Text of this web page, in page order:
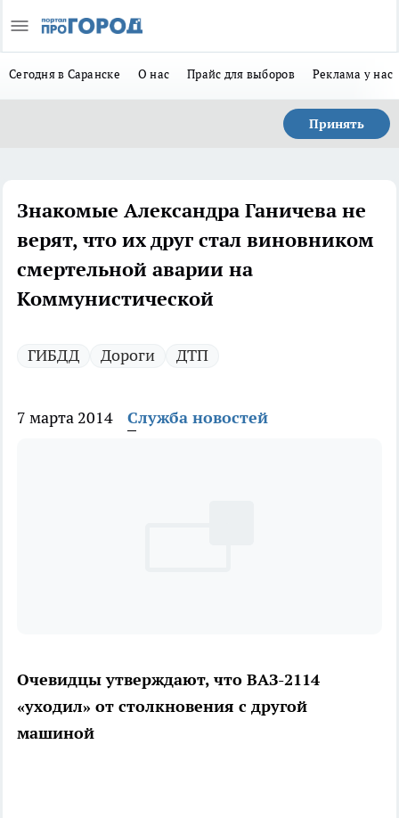
Сегодня в Саранске О нас Прайс для выборов Реклама у нас
Принять
Знакомые Александра Ганичева не
верят, что их друг стал виновником
смертельной аварии на
Коммунистической
ГИБДД Дороги ДТП
7 марта 2014 Служба новостей
Очевидцы утверждают, что ВАЗ-2114
«уходил» от столкновения с другой
машиной